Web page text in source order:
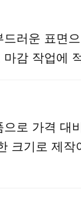
드러운 표면
마감 작업에
으로 가격 대
크기로 제작